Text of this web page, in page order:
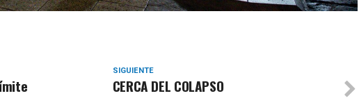
SIGUIENTE
CERCA DEL COLAPSO